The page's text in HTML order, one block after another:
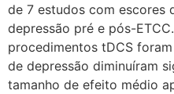
de 7 estudos com escores
depressão pré e pós-
procedimentos tDCS
de depressão diminuíram
tamanho de efeito médio